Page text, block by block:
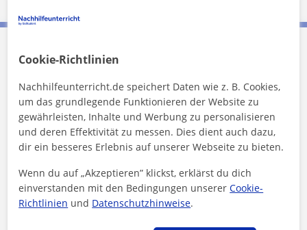
Nataliya kontaktieren
Preis pro Stunde 15 €/h
Cookie-Richtlinien
Nachhilfeunterricht.de speichert Daten wie z. B. Cookies,
um das grundlegende Funktionieren der Website zu
gewährleisten, Inhalte und Werbung zu personalisieren
und deren Effektivität zu messen. Dies dient auch dazu,
dir ein besseres Erlebnis auf unserer Webseite zu bieten.
Wenn du auf „Akzeptieren” klickst, erklärst du dich
einverstanden mit den Bedingungen unsererCookie-
Richtlinien und Datenschutzhinweise.